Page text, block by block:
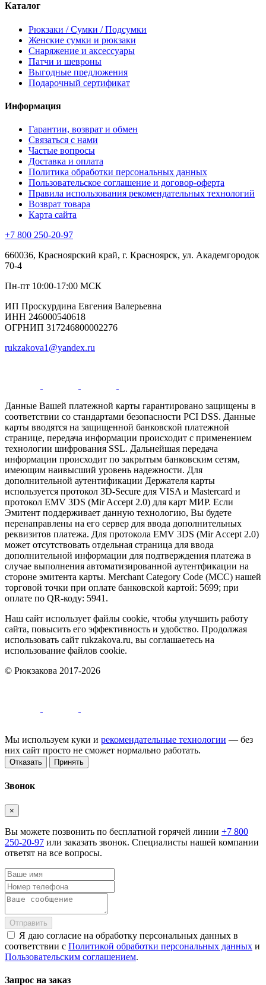
Каталог
Рюкзаки / Сумки / Подсумки
Женские сумки и рюкзаки
Снаряжение и аксессуары
Патчи и шевроны
Выгодные предложения
Подарочный сертификат
Информация
Гарантии, возврат и обмен
Связаться с нами
Частые вопросы
Доставка и оплата
Политика обработки персональных данных
Пользовательское соглашение и договор-оферта
Правила использования рекомендательных технологий
Возврат товара
Карта сайта
+7 800 250-20-97
660036, Красноярский край, г. Красноярск, ул. Академгородок
70-4
Пн-пт 10:00-17:00 МСК
ИП Проскурдина Евгения Валерьевна
ИНН 246000540618
ОГРНИП 317246800002276
rukzakova1@yandex.ru
Данные Вашей платежной карты гарантировано защищены в
соответствии со стандартами безопасности PCI DSS. Данные
карты вводятся на защищенной банковской платежной
странице, передача информации происходит с применением
технологии шифрования SSL. Дальнейшая передача
информации происходит по закрытым банковским сетям,
имеющим наивысший уровень надежности. Для
дополнительной аутентификации Держателя карты
используется протокол 3D-Secure для VISA и Mastercard и
протокол EMV 3DS (Mir Accept 2.0) для карт МИР. Если
Эмитент поддерживает данную технологию, Вы будете
перенаправлены на его сервер для ввода дополнительных
реквизитов платежа. Для протокола EMV 3DS (Mir Accept 2.0)
может отсутствовать отдельная страница для ввода
дополнительной информации для подтверждения платежа в
случае выполнения автоматизированной аутентфикации на
стороне эмитента карты. Merchant Category Code (MCC) нашей
торговой точки при оплате банковской картой: 5699; при
оплате по QR-коду: 5941.
Наш сайт использует файлы cookie, чтобы улучшить работу
сайта, повысить его эффективность и удобство. Продолжая
использовать сайт rukzakova.ru, вы соглашаетесь на
использование файлов cookie.
© Рюкзакова 2017-2026
Мы используем куки и рекомендательные технологии — без
них сайт просто не сможет нормально работать.
Отказать Принять
Звонок
×
Вы можете позвонить по бесплатной горячей линии +7 800
250-20-97 или заказать звонок. Специалисты нашей компании
ответят на все вопросы.
Отправить
Я даю согласие на обработку персональных данных в
соответствии с Политикой обработки персональных данных и
Пользовательским соглашением.
Запрос на заказ